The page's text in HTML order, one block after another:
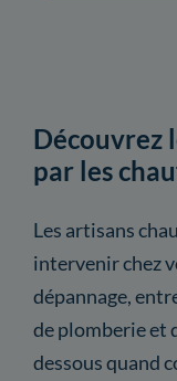
Découvrez
par les
Les artisans
intervenir chez
dépannage,
de plomberie et
dessous quand